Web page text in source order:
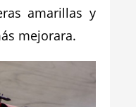
amarillas y
mejorara.